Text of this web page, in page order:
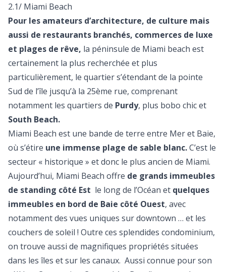
2.1/ Miami Beach
Pour les amateurs d’architecture, de culture mais
aussi de restaurants branchés, commerces de luxe
et plages de rêve, la péninsule de Miami beach est
certainement la plus recherchée et plus
particulièrement, le quartier s’étendant de la pointe
Sud de l’île jusqu’à la 25ème rue, comprenant
notamment les quartiers de Purdy, plus bobo chic et
South Beach.
Miami Beach est une bande de terre entre Mer et Baie,
où s’étire une immense plage de sable blanc.C’est le
secteur « historique » et donc le plus ancien de Miami.
Aujourd’hui, Miami Beach offre de grands immeubles
de standing côté Est le long de l’Océan et quelques
immeubles en bord de Baie côté Ouest, avec
notamment des vues uniques sur downtown … et les
couchers de soleil ! Outre ces splendides condominium,
on trouve aussi de magnifiques propriétés situées
dans les îles et sur les canaux. Aussi connue pour son